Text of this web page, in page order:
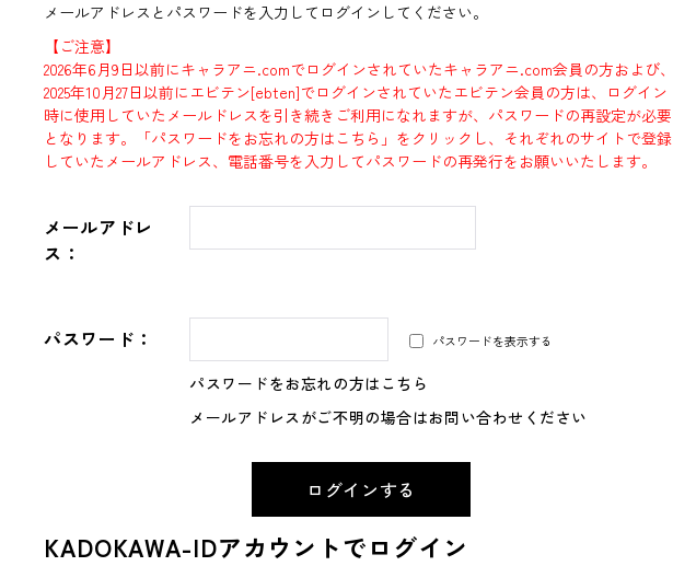
メールアドレスとパスワードを入力してログインしてください。
【ご注意】
2026年6月9日以前にキャラアニ.comでログインされていたキャラアニ.com会員の方および、
2025年10月27日以前にエビテン[ebten]でログインされていたエビテン会員の方は、ログイン
時に使用していたメールドレスを引き続きご利用になれますが、パスワードの再設定が必要
となります。「パスワードをお忘れの方はこちら」をクリックし、それぞれのサイトで登録
していたメールアドレス、電話番号を入力してパスワードの再発行をお願いいたします。
メールアドレ
ス：
パスワード： パスワードを表示する
パスワードをお忘れの方はこちら
メールアドレスがご不明の場合はお問い合わせください
KADOKAWA-IDアカウントでログイン